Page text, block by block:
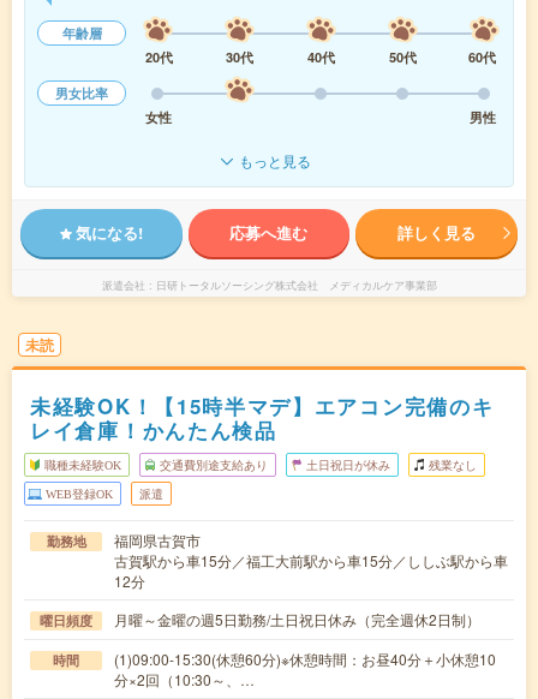
年齢層
20代
30代 40代 50代
60代
男女比率
女性
男性
もっと見る
気になる! 応募へ進む 詳しく見る
派遣会社 日研トータルソーシング株式会社 メディカルケア事業部
未読
未経験OK！【15時半マデ】エアコン完備のキ
レイ倉庫！かんたん検品
職種未経験OK 交通費別途支給あり 土日祝日が休み 残業なし
WEB登録OK 派遣
勤務地
福岡県古賀市
古賀駅から車15分／福工大前駅から車15分／ししぶ駅から車
12分
曜日頻度 月曜～金曜の週5日勤務/土日祝日休み（完全週休2日制）
時間
(1)09:00-15:30(休憩60分)※休憩時間：お昼40分＋小休憩10
分×2回（10:30～、…